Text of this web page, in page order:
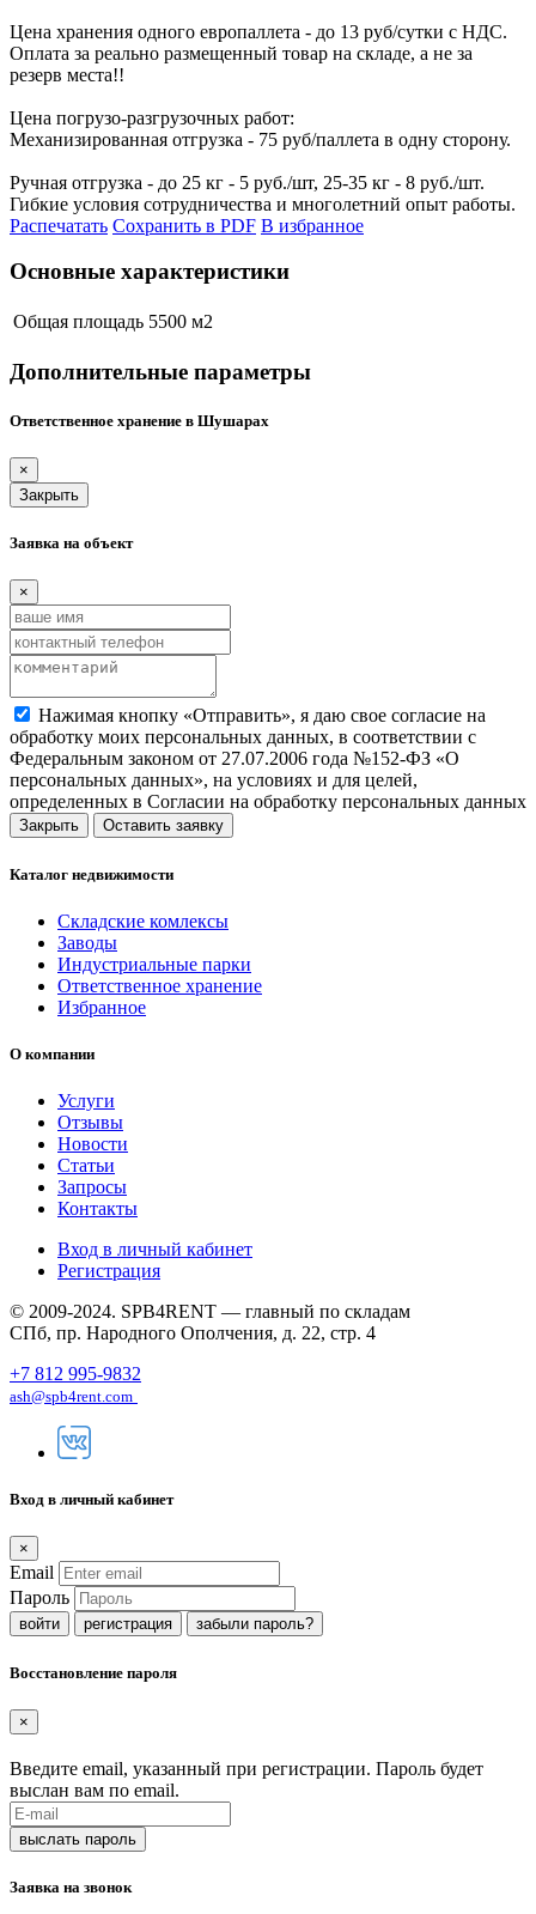
Цена хранения одного европаллета - до 13 руб/сутки с НДС.
Оплата за реально размещенный товар на складе, а не за
резерв места!!
Цена погрузо-разгрузочных работ:
Механизированная отгрузка - 75 руб/паллета в одну сторону.
Ручная отгрузка - до 25 кг - 5 руб./шт, 25-35 кг - 8 руб./шт.
Гибкие условия сотрудничества и многолетний опыт работы.
Распечатать Сохранить в PDF В избранное
Основные характеристики
Общая площадь 5500 м2
Дополнительные параметры
Ответственное хранение в Шушарах
×
Закрыть
Заявка на объект
×
Нажимая кнопку «Отправить», я даю свое согласие на
обработку моих персональных данных, в соответствии с
Федеральным законом от 27.07.2006 года №152-ФЗ «О
персональных данных», на условиях и для целей,
определенных в Согласии на обработку персональных данных
Закрыть Оставить заявку
Каталог недвижимости
Складские комлексы
Заводы
Индустриальные парки
Ответственное хранение
Избранное
О компании
Услуги
Отзывы
Новости
Статьи
Запросы
Контакты
Вход в личный кабинет
Регистрация
© 2009-2024. SPB4RENT — главный по складам
СПб, пр. Народного Ополчения, д. 22, стр. 4
+7 812 995-9832
ash@spb4rent.com
Вход в личный кабинет
×
Email
Пароль
регистрация забыли пароль?
Восстановление пароля
×
Введите email, указанный при регистрации. Пароль будет
выслан вам по email.
Заявка на звонок